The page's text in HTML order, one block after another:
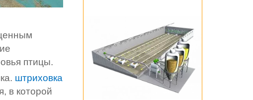
птицы.
штриховка
в которой